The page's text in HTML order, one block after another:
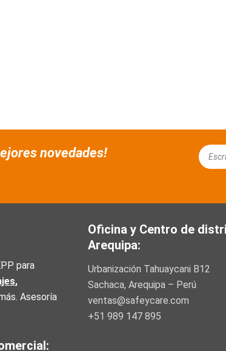
novedades! Email
para
,
Asesoría
Oficina y Centro de
Arequipa:
Urbanización Tahuaycani B12
Sachaca, Arequipa – Perú
ventas@safeycare.com
+51 989 147 895